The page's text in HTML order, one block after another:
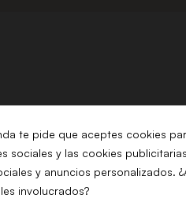
te pide que aceptes cookies
sociales y las cookies
y anuncios personalizados.
involucrados?